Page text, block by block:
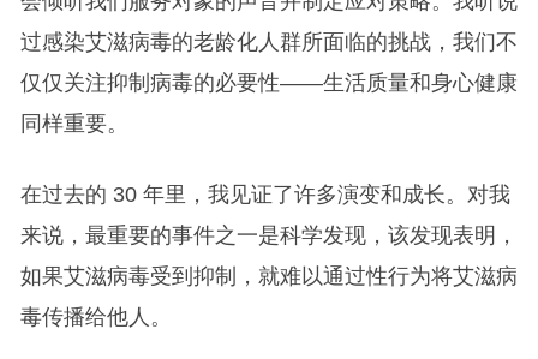
过感染艾滋病毒的老龄化人群所面临的挑战，我们不
仅仅关注抑制病毒的必要性——生活质量和身心健康
同样重要。
在过去的 30 年里，我见证了许多演变和成长。对我
来说，最重要的事件之一是科学发现，该发现表明，
如果艾滋病毒受到抑制，就难以通过性行为将艾滋病
毒传播给他人。